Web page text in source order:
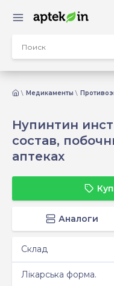
Медикаменты
Нупинтин
состав,
аптеках
Аналоги
Склад
Лікарська форма.